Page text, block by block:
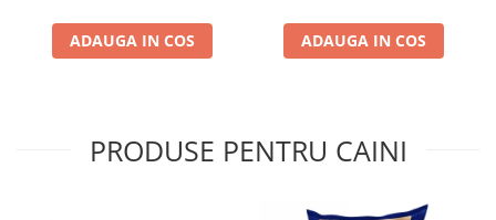
ADAUGA IN COS ADAUGA IN COS
PRODUSE PENTRU CAINI